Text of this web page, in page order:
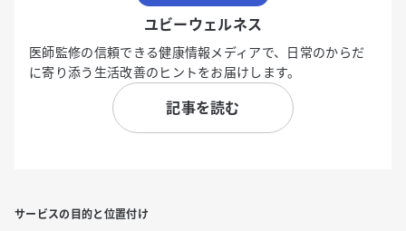
ユビーウェルネス
医師監修の信頼できる健康情報メディアで、日常のからだ
に寄り添う生活改善のヒントをお届けします。
記事を読む
サービスの目的と位置付け